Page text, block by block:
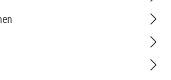
Version Co2